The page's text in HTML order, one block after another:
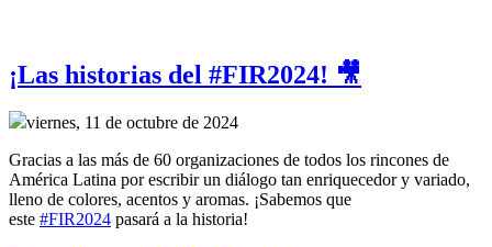
¡Las historias del #FIR2024! 🎥
viernes, 11 de octubre de 2024
Gracias a las más de 60 organizaciones de todos los rincones de
América Latina por escribir un diálogo tan enriquecedor y variado,
lleno de colores, acentos y aromas. ¡Sabemos que
este #FIR2024 pasará a la historia!